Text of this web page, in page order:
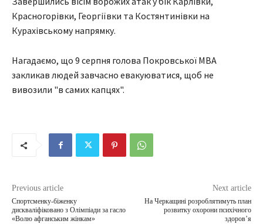
Красногорівки, Георгіївки та Костянтинівки на
Курахівському напрямку.
Нагадаємо, що 9 серпня голова Покровської МВА
закликав людей завчасно евакуюватися, щоб не
вивозили "в самих капцях".
Previous article
Спортсменку-біженку
дискваліфіковано з Олімпіади за гасло
«Волю афганським жінкам»
Next article
На Черкащині розроблятимуть план
розвитку охорони психічного
здоров’я